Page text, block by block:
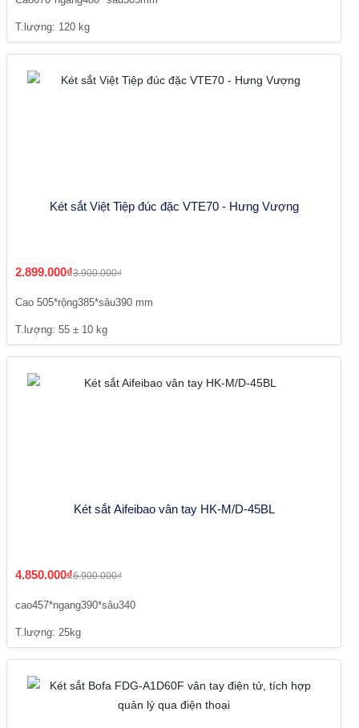
T.lượng: 120 kg
Két sắt Việt Tiệp đúc đặc VTE70 - Hưng Vượng
2.899.000₫3.900.000₫
Cao 505*rộng385*sâu390 mm
T.lượng: 55 ± 10 kg
Két sắt Aifeibao vân tay HK-M/D-45BL
4.850.000₫6.900.000₫
cao457*ngang390*sâu340
T.lượng: 25kg